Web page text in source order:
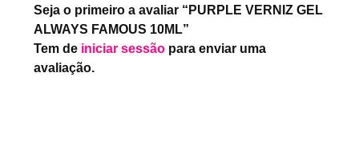
Seja o primeiro a avaliar “PURPLE VERNIZ GEL
ALWAYS FAMOUS 10ML”
Tem de iniciar sessão para enviar uma
avaliação.